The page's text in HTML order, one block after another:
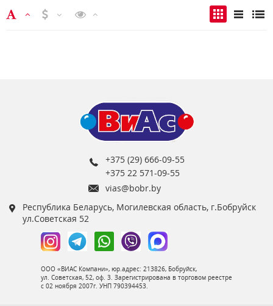
+375 (29) 666-09-55
+375 22 571-09-55
vias@bobr.by
Республика Беларусь, Могилевская область, г.Бобруйск
ул.Советская 52
ООО «ВИАС Компани», юр.адрес: 213826, Бобруйск,
ул. Советская, 52, оф. 3. Зарегистрирована в торговом реестре
с 02 ноября 2007г. УНП 790394453.